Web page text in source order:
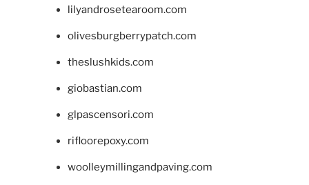
lilyandrosetearoom.com
olivesburgberrypatch.com
theslushkids.com
giobastian.com
glpascensori.com
rifloorepoxy.com
woolleymillingandpaving.com